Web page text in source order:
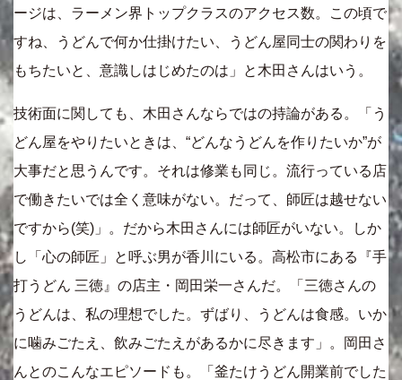
ージは、ラーメン界トップクラスのアクセス数。この頃で
すね、うどんで何か仕掛けたい、うどん屋同士の関わりを
もちたいと、意識しはじめたのは」と木田さんはいう。
技術面に関しても、木田さんならではの持論がある。「う
どん屋をやりたいときは、“どんなうどんを作りたいか”が
大事だと思うんです。それは修業も同じ。流行っている店
で働きたいでは全く意味がない。だって、師匠は越せない
ですから(笑)」。だから木田さんには師匠がいない。しか
し「心の師匠」と呼ぶ男が香川にいる。高松市にある『手
打うどん 三徳』の店主・岡田栄一さんだ。「三徳さんの
うどんは、私の理想でした。ずばり、うどんは食感。いか
に噛みごたえ、飲みごたえがあるかに尽きます」。岡田さ
んとのこんなエピソードも。「釜たけうどん開業前でした